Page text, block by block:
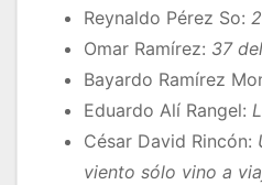
Reynaldo Pérez So:
Omar Ramírez: 37
Bayardo Ramírez
Eduardo Alí Rangel:
César David Rincón:
viento sólo vino a